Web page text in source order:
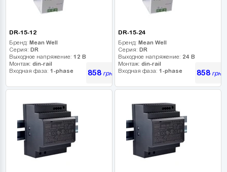
DR-15-12
Бренд: Mean Well
Серия: DR
Выходное напряжение: 12 В
Монтаж: din-rail
Входная фаза: 1-phase 858грн
DR-15-24
Бренд: Mean Well
Серия: DR
Выходное напряжение: 24 В
Монтаж: din-rail
Входная фаза: 1-phase 858грн